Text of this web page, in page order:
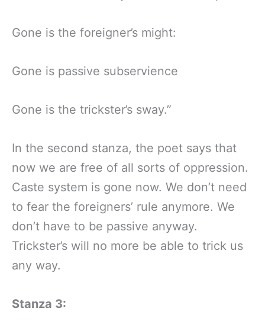
Gone is the foreigner’s might:
Gone is passive subservience
Gone is the trickster’s sway.”
In the second stanza, the poet says that
now we are free of all sorts of oppression.
Caste system is gone now. We don’t need
to fear the foreigners’ rule anymore. We
don’t have to be passive anyway.
Trickster’s will no more be able to trick us
any way.
Stanza 3: